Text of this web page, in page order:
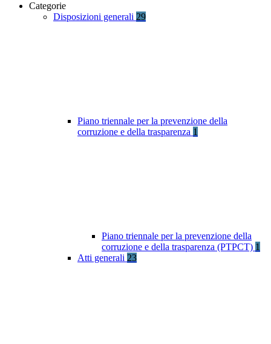
Categorie
Disposizioni generali 29
Piano triennale per la prevenzione della
corruzione e della trasparenza 1
Piano triennale per la prevenzione della
corruzione e della trasparenza (PTPCT) 1
Atti generali 23